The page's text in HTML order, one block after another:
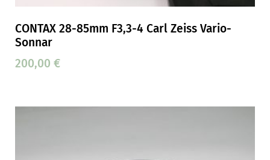
CONTAX 28-85mm F3,3-4 Carl Zeiss Vario-
Sonnar
200,00 €